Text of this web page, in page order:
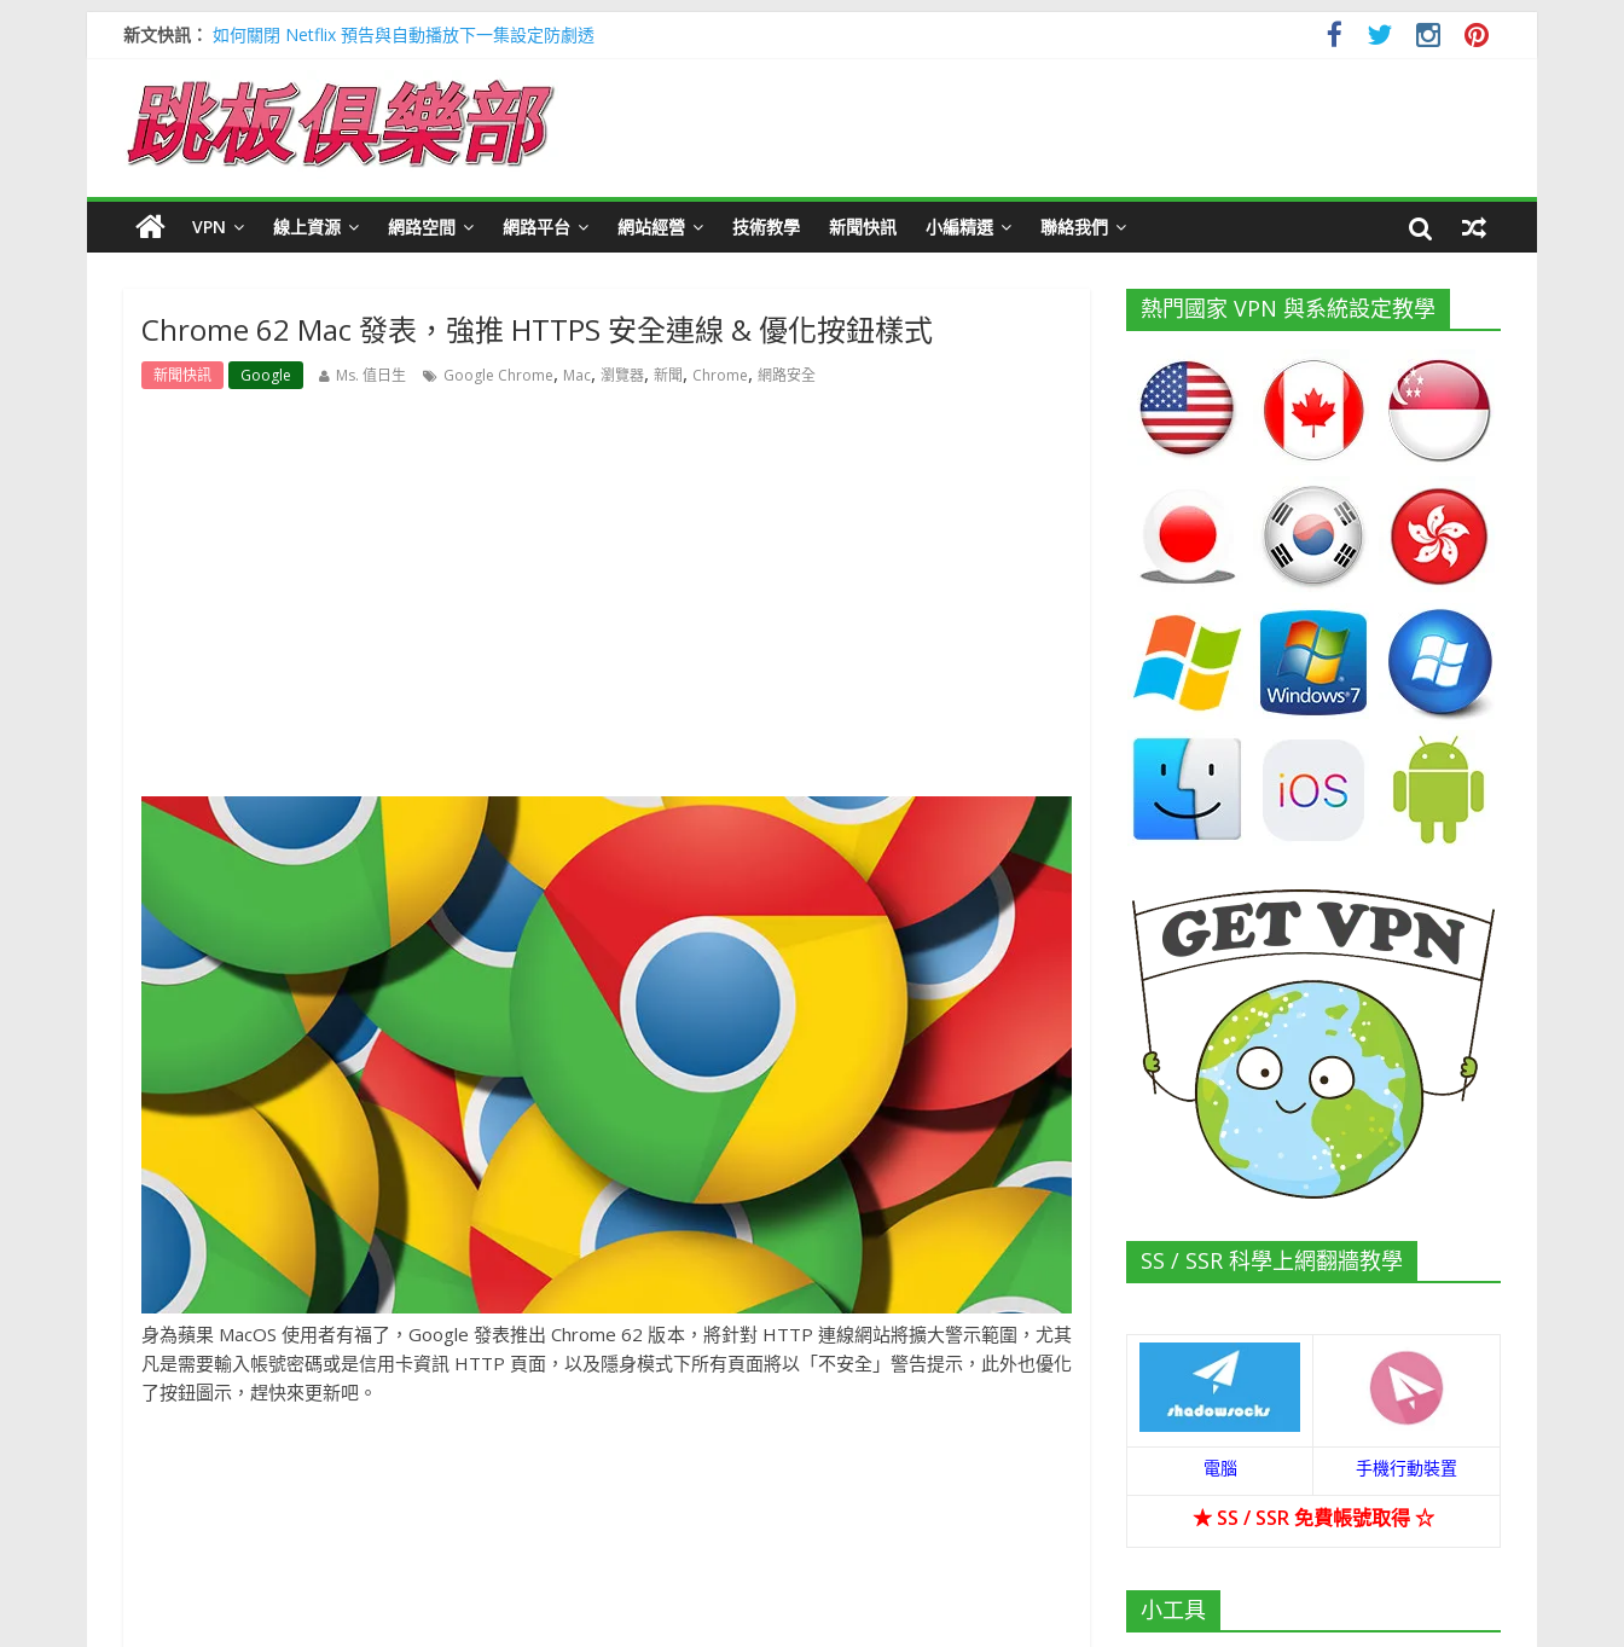
新文快訊： 如何關閉 Netflix 預告與自動播放下一集設定防劇透
信用卡號產生器 (含CVV) 懶人包＃多個 Visa / Master Card 網站
寶可夢飛人安卓必裝 FonesGo 虛擬定位不用出門玩遊戲教學
Google 刪除超過兩年登入帳號＃不想被砍帳號教學
VPN 線上資源 網路空間 網路平台 網站經營 技術教學 新聞快訊 小編精選 聯絡我們
Chrome 62 Mac 發表，強推 HTTPS 安全連線 & 優化按鈕樣式
新聞快訊 Google Ms. 值日生 Google Chrome, Mac, 瀏覽器, 新聞, Chrome, 網路安全
身為蘋果 MacOS 使用者有福了，Google 發表推出 Chrome 62 版本，將針對 HTTP 連線網站將擴大警示範圍，尤其
凡是需要輸入帳號密碼或是信用卡資訊 HTTP 頁面，以及隱身模式下所有頁面將以「不安全」警告提示，此外也優化
了按鈕圖示，趕快來更新吧。
熱門國家 VPN 與系統設定教學
SS / SSR 科學上網翻牆教學
電腦 手機行動裝置
★ SS / SSR 免費帳號取得☆
小工具